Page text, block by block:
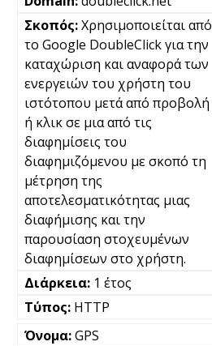
Χρησιμοποιείται από
το Google DoubleClick για την
καταχώριση και αναφορά των
ενεργειών του χρήστη του
ιστότοπου μετά από προβολή
ή κλικ σε μια από τις
διαφημίσεις του
διαφημιζόμενου με σκοπό τη
μέτρηση της
αποτελεσματικότητας μιας
διαφήμισης και την
παρουσίαση στοχευμένων
διαφημίσεων στο χρήστη.
1 έτος
HTTP
GPS